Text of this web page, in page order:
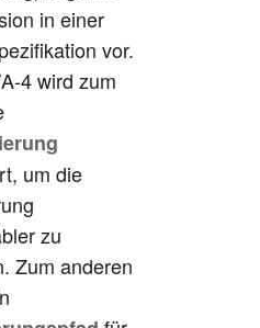
2022
9
PDF/A
in einer
vor.
4 wird zum
um die
zu
Zum anderen